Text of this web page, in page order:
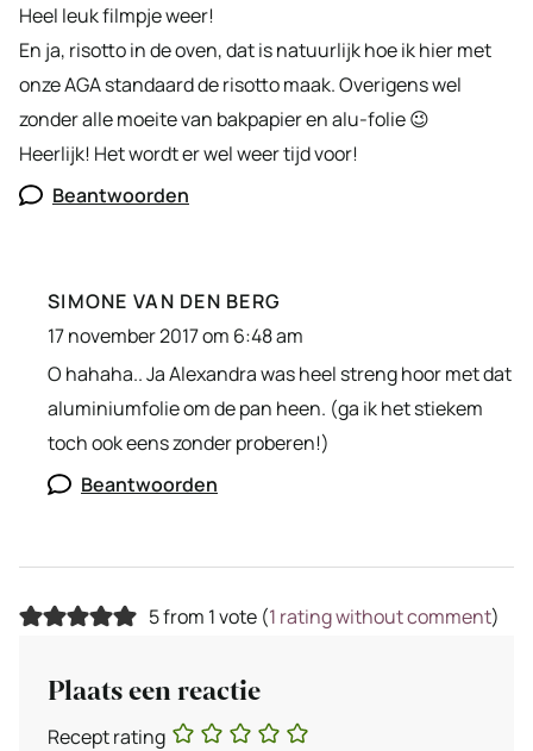
Heel leuk filmpje weer!
En ja, risotto in de oven, dat is natuurlijk hoe ik hier met
onze AGA standaard de risotto maak. Overigens wel
zonder alle moeite van bakpapier en alu-folie 😉
Heerlijk! Het wordt er wel weer tijd voor!
Beantwoorden
SIMONE VAN DEN BERG
17 november 2017 om 6:48 am
O hahaha.. Ja Alexandra was heel streng hoor met dat
aluminiumfolie om de pan heen. (ga ik het stiekem
toch ook eens zonder proberen!)
Beantwoorden
5 from 1 vote (1 rating without comment)
Plaats een reactie
Recept rating